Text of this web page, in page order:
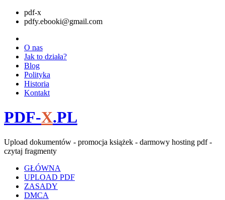
pdf-x
pdfy.ebooki@gmail.com
O nas
Jak to działa?
Blog
Polityka
Historia
Kontakt
PDF-X.PL
Upload dokumentów - promocja książek - darmowy hosting pdf -
czytaj fragmenty
GŁÓWNA
UPLOAD PDF
ZASADY
DMCA